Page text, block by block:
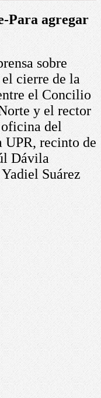
Para agregar
sobre
cierre de la
el Concilio
y el rector
del
UPR, recinto de
Dávila
Suárez